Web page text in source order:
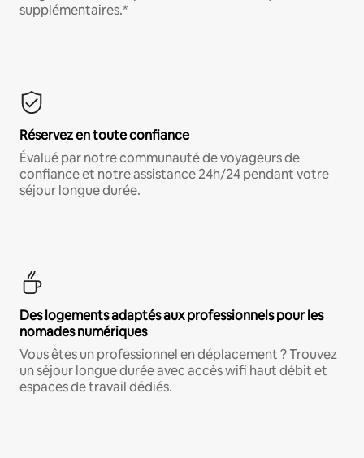
supplémentaires.*
Réservez en toute confiance
Évalué par notre communauté de voyageurs de
confiance et notre assistance 24h/24 pendant votre
séjour longue durée.
Des logements adaptés aux professionnels pour les
nomades numériques
Vous êtes un professionnel en déplacement ? Trouvez
un séjour longue durée avec accès wifi haut débit et
espaces de travail dédiés.